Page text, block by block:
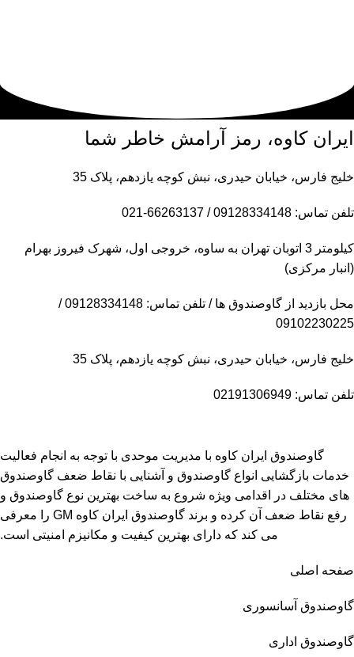
ایران کاوه، رمز آرامش خاطر شما
خلیج فارس، خیابان حیدری، نبش کوچه یازدهم، پلاک 35
تلفن تماس: 09128334148 / 66263137-021
کیلومتر 3 اتوبان تهران به ساوه، خروجی اول، شهرک فیروز بهرام
(انبار مرکزی)
محل بازدید از گاوصندوق ها / تلفن تماس: 09128334148 /
09102230225
خلیج فارس، خیابان حیدری، نبش کوچه یازدهم، پلاک 35
تلفن تماس: 02191306949
گاوصندوق ایران کاوه با مدیریت موحدی با توجه به انجام فعالیت
خدمات بازگشایی انواع گاوصندوق و آشنایی با نقاط ضعف گاوصندوق
های مختلف در اقدامی ویژه شروع به ساخت بهترین نوع گاوصندوق و
رفع نقاط ضعف آن کرده و برند گاوصندوق ایران کاوه GM را معرفی
می کند که دارای بهترین کیفیت و مکانیزم امنیتی است.
صفحه اصلی
گاوصندوق آسانسوری
گاوصندوق اداری